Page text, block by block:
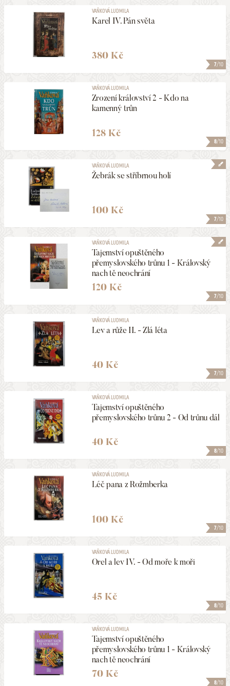
7/10
VAŇKOVÁ LUDMILA
Karel IV. Pán světa
380 Kč
8/10
VAŇKOVÁ LUDMILA
Zrození království 2 - Kdo na
kamenný trůn
128 Kč
7/10
VAŇKOVÁ LUDMILA
Žebrák se stříbrnou holí
100 Kč
7/10
VAŇKOVÁ LUDMILA
Tajemství opuštěného
přemyslovského trůnu 1 - Královský
nach tě neochrání
120 Kč
7/10
VAŇKOVÁ LUDMILA
Lev a růže II. - Zlá léta
40 Kč
8/10
VAŇKOVÁ LUDMILA
Tajemství opuštěného
přemyslovského trůnu 2 - Od trůnu dál
40 Kč
7/10
VAŇKOVÁ LUDMILA
Léč pana z Rožmberka
100 Kč
8/10
VAŇKOVÁ LUDMILA
Orel a lev IV. - Od moře k moři
45 Kč
8/10
VAŇKOVÁ LUDMILA
Tajemství opuštěného
přemyslovského trůnu 1 - Královský
nach tě neochrání
70 Kč